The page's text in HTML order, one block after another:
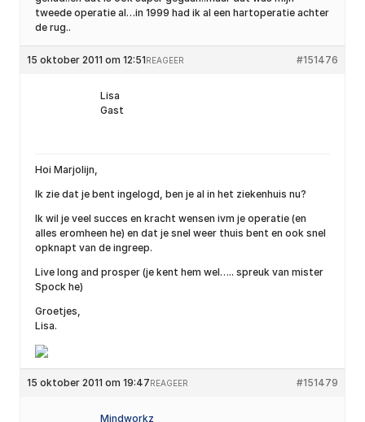
tweede operatie al…in 1999 had ik al een hartoperatie achter
de rug..
15 oktober 2011 om 12:51 #151476
REAGEER
Lisa
Gast
Hoi Marjolijn,
Ik zie dat je bent ingelogd, ben je al in het ziekenhuis nu?
Ik wil je veel succes en kracht wensen ivm je operatie (en
alles eromheen he) en dat je snel weer thuis bent en ook snel
opknapt van de ingreep.
Live long and prosper (je kent hem wel….. spreuk van mister
Spock he)
Groetjes,
Lisa.
15 oktober 2011 om 19:47 #151479
REAGEER
Mindworkz